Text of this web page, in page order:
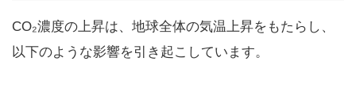
CO₂濃度の上昇は、地球全体の気温上昇をもたらし、
以下のような影響を引き起こしています。